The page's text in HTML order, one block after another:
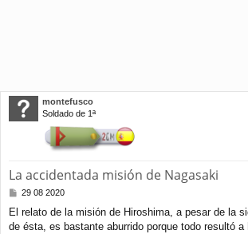
montefusco
Soldado de 1ª
La accidentada misión de Nagasaki
M
n
s
29 08 2020
El relato de la misión de Hiroshima, a pesar de la
de ésta, es bastante aburrido porque todo resultó a